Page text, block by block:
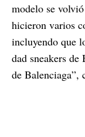
modelo se
hicieron varios
incluyendo que
dad sneakers
de Balenciaga”,